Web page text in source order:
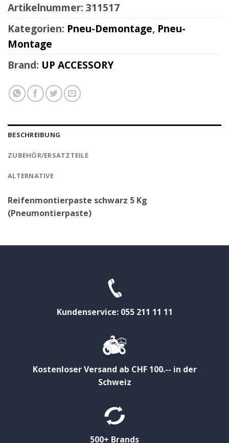
Artikelnummer: 311517
Kategorien: Pneu-Demontage, Pneu-
Montage
Brand: UP ACCESSORY
BESCHREIBUNG
ZUBEHÖR/ERSATZTEILE
ALTERNATIVE
Reifenmontierpaste schwarz 5 Kg
(Pneumontierpaste)
Kundenservice: 055 211 11 11
Kostenloser Versand ab CHF 100.-- in der
Schweiz
500+ Brands